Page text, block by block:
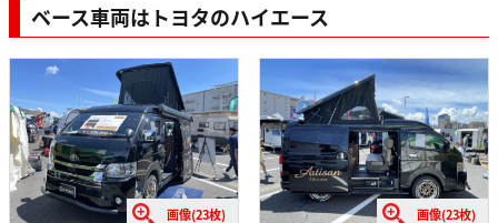
ベース車両はトヨタのハイエース
画像(23枚) 画像(23枚)